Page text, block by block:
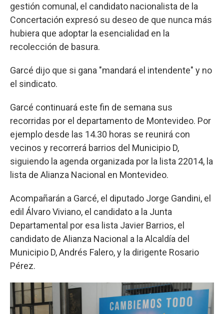
gestión comunal, el candidato nacionalista de la
Concertación expresó su deseo de que nunca más
hubiera que adoptar la esencialidad en la
recolección de basura.
Garcé dijo que si gana "mandará el intendente" y no
el sindicato.
Garcé continuará este fin de semana sus
recorridas por el departamento de Montevideo. Por
ejemplo desde las 14.30 horas se reunirá con
vecinos y recorrerá barrios del Municipio D,
siguiendo la agenda organizada por la lista 22014, la
lista de Alianza Nacional en Montevideo.
Acompañarán a Garcé, el diputado Jorge Gandini, el
edil Álvaro Viviano, el candidato a la Junta
Departamental por esa lista Javier Barrios, el
candidato de Alianza Nacional a la Alcaldía del
Municipio D, Andrés Falero, y la dirigente Rosario
Pérez.